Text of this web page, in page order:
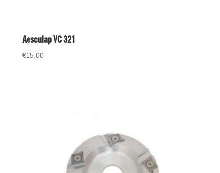
Aesculap VC 321
€15,00